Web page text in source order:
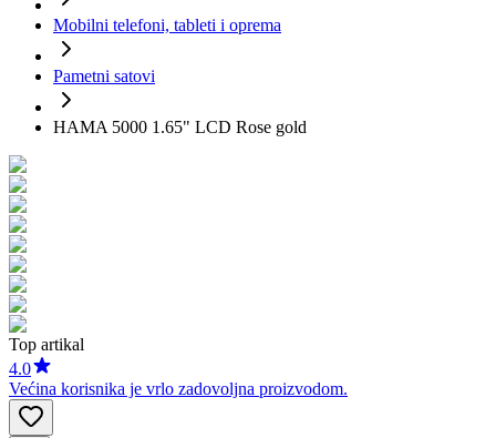
Mobilni telefoni, tableti i oprema
Pametni satovi
HAMA 5000 1.65" LCD Rose gold
Top artikal
4.0
Većina korisnika je vrlo zadovoljna proizvodom.